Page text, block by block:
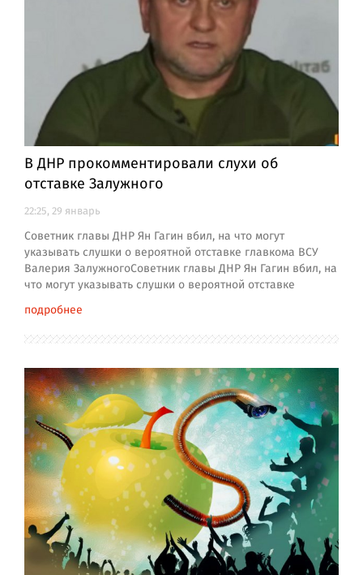
В ДНР прокомментировали слухи об
отставке Залужного
22:25, 29 январь
Советник главы ДНР Ян Гагин вбил, на что могут
указывать слушки о вероятной отставке главкома ВСУ
Валерия ЗалужногоСоветник главы ДНР Ян Гагин вбил, на
что могут указывать слушки о вероятной отставке
подробнее